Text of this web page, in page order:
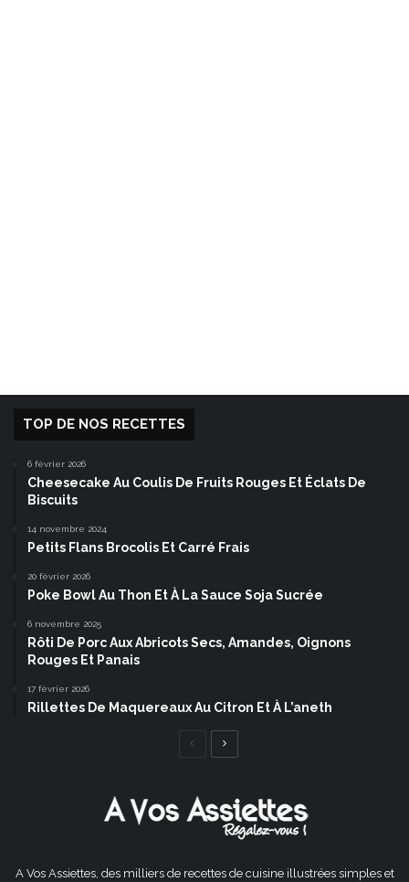
TOP DE NOS RECETTES
6 février 2026
Cheesecake Au Coulis De Fruits Rouges Et Éclats De
Biscuits
14 novembre 2024
Petits Flans Brocolis Et Carré Frais
20 février 2026
Poke Bowl Au Thon Et À La Sauce Soja Sucrée
6 novembre 2025
Rôti De Porc Aux Abricots Secs, Amandes, Oignons
Rouges Et Panais
17 février 2026
Rillettes De Maquereaux Au Citron Et À L’aneth
Page
A Vos Assiettes, des milliers de recettes de cuisine illustrées simples et